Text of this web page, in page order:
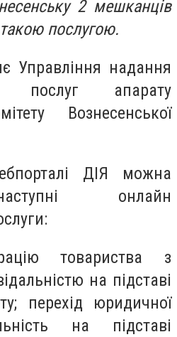
2 мешканців
послугою.
Управління надання
послуг апарату
Вознесенської
ДІЯ можна
онлайн
товариства з
на підставі
перехід юридичної
на підставі